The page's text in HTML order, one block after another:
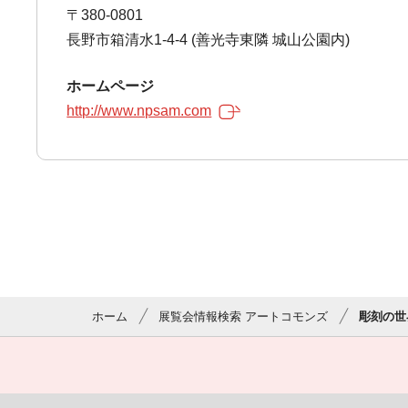
〒380-0801
長野市箱清水1-4-4 (善光寺東隣 城山公園内)
ホームページ
http://www.npsam.com
ホーム 展覧会情報検索 アートコモンズ 彫刻の